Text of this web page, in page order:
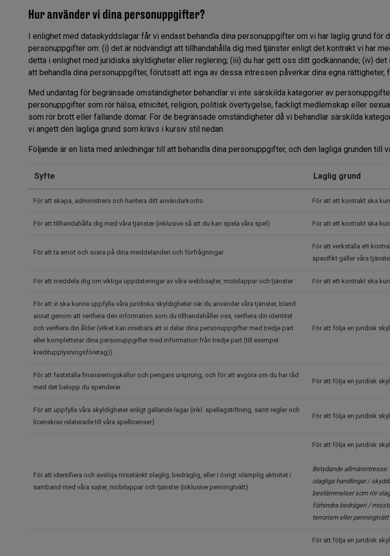
Hur använder vi dina personuppgifter?
I enlighet med dataskyddslagar får vi endast behandla dina personuppgifter om vi har laglig grund för
personuppgifter om: (i) det är nödvändigt att tillhandahålla dig med tjänster enligt det kontrakt vi har
detta i enlighet med juridiska skyldigheter eller reglering; (iii) du har gett oss ditt godkännande; (iv) det
att behandla dina personuppgifter, förutsatt att inga av dessa intressen påverkar dina egna rättigheter,
Med undantag för begränsade omständigheter behandlar vi inte särskilda kategorier av
personuppgifter som rör hälsa, etnicitet, religion, politisk övertygelse, fackligt medlemskap eller
som rör brott eller fällande domar. För de begränsade omständigheter då vi behandlar särskilda
vi angett den lagliga grund som krävs i kursiv stil nedan.
Följande är en lista med anledningar till att behandla dina personuppgifter, och den lagliga grunden till
Syfte Laglig grund
För att skapa, administrera och hantera ditt användarkonto För att ett kontrakt ska
För att tillhandahålla dig med våra tjänster (inklusive så att du kan spela våra spel) För att ett kontrakt ska
För att ta emot och svara på dina meddelanden och förfrågningar
För att verkställa ett
specifikt gäller våra
För att meddela dig om viktiga uppdateringar av våra webbsajter, mobilappar och tjänster För att ett kontrakt ska
För att vi ska kunna uppfylla våra juridiska skyldigheter när du använder våra tjänster, bland
annat genom att verifiera den information som du tillhandahåller oss, verifiera din identitet
och verifiera din ålder (vilket kan innebära att vi delar dina personuppgifter med tredje part
eller kompletterar dina personuppgifter med information från tredje part (till exempel
kreditupplysningsföretag))
För att följa en juridisk
För att fastställa finansieringskällor och pengars ursprung, och för att avgöra om du har råd
med det belopp du spenderar
För att följa en juridisk
För att uppfylla våra skyldigheter enligt gällande lagar (inkl. spellagstiftning, samt regler och
licenskrav relaterade till våra spellicenser)
För att följa en juridisk
För att identifiera och avslöja misstänkt olaglig, bedräglig, eller i övrigt olämplig aktivitet i
samband med våra sajter, mobilappar och tjänster (inklusive penningtvätt)
För att följa en juridisk
Betydande
olagliga handlingar /
bestämmelser som rör
förhindra bedrägeri /
terrorism eller penningtvätt
För att följa en juridisk